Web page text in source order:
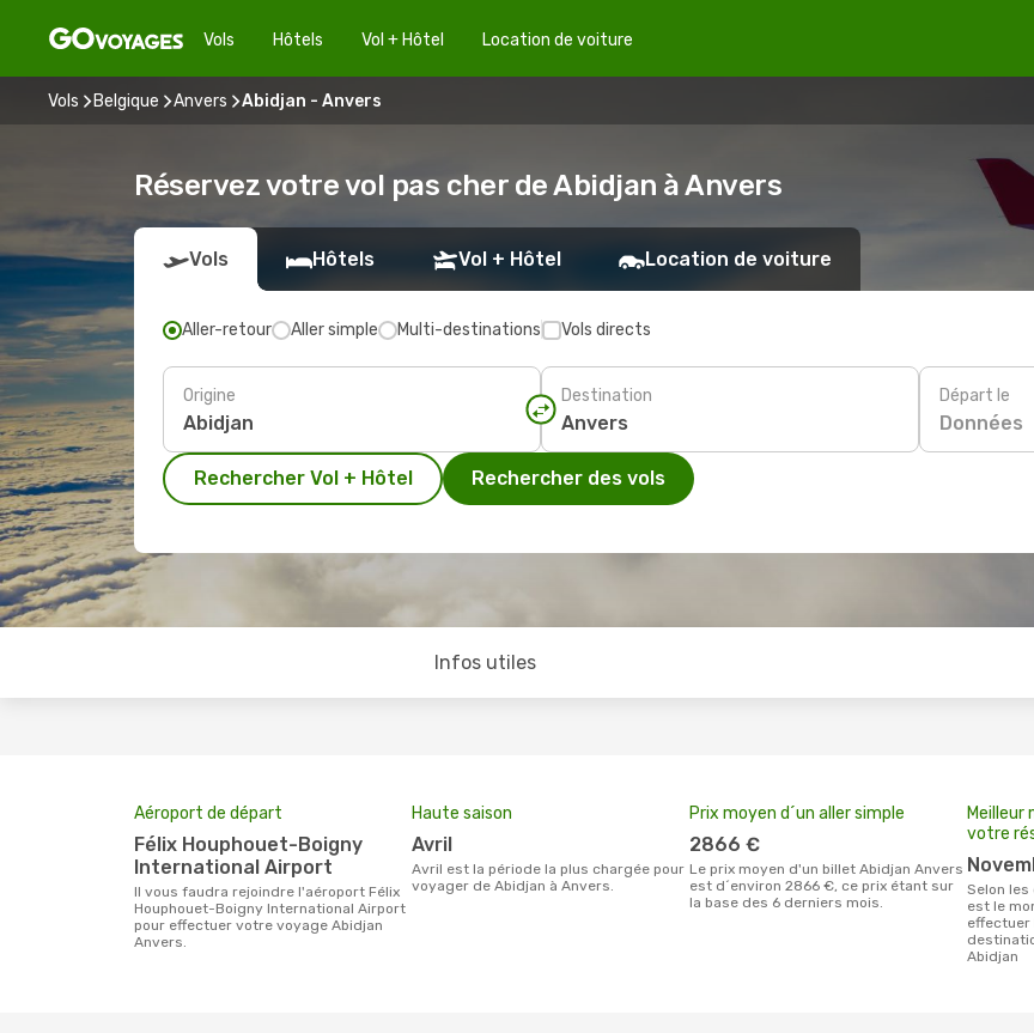
Vols Hôtels Vol + Hôtel Location de voiture
Vols Belgique Anvers Abidjan - Anvers
Réservez votre vol pas cher de Abidjan à Anvers
Vols Hôtels Vol + Hôtel Location de voiture
Aller-retour Aller simple Multi-destinations Vols directs
Origine Destination Départ le
Données
Rechercher Vol + Hôtel Rechercher des vols
Infos utiles
Aéroport de départ
Félix Houphouet-Boigny
International Airport
Il vous faudra rejoindre l'aéroport Félix
Houphouet-Boigny International Airport
pour effectuer votre voyage Abidjan
Anvers.
Haute saison
avril
avril est la période la plus chargée pour
voyager de Abidjan à Anvers.
Prix moyen d´un aller simple
2866 €
Le prix moyen d'un billet Abidjan Anvers
est d´environ 2866 €, ce prix étant sur
la base des 6 derniers mois.
votre
Selon les dernières données, novembre
est le
effectuer
Abidjan